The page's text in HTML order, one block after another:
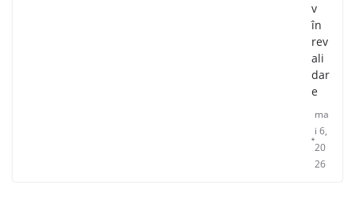
v
în
rev
ali
dar
e
ma
i 6,
20
26